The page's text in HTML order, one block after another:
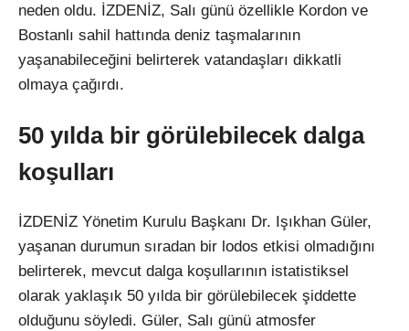
neden oldu. İZDENİZ, Salı günü özellikle Kordon ve
Bostanlı sahil hattında deniz taşmalarının
yaşanabileceğini belirterek vatandaşları dikkatli
olmaya çağırdı.
50 yılda bir görülebilecek dalga
koşulları
İZDENİZ Yönetim Kurulu Başkanı Dr. Işıkhan Güler,
yaşanan durumun sıradan bir lodos etkisi olmadığını
belirterek, mevcut dalga koşullarının istatistiksel
olarak yaklaşık 50 yılda bir görülebilecek şiddette
olduğunu söyledi. Güler, Salı günü atmosfer